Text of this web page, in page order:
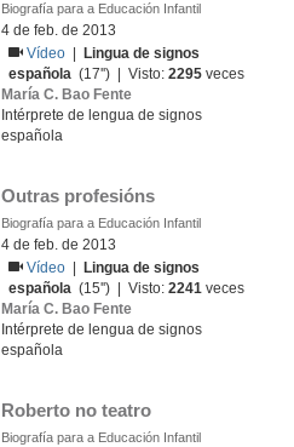
Biografía para a Educación Infantil
4 de feb. de 2013
Vídeo
Lingua de signos
española (17'') | Visto:2295 veces
María C. Bao Fente
Intérprete de lengua de signos
española
Outras profesións
Biografía para a Educación Infantil
4 de feb. de 2013
Vídeo
Lingua de signos
española (15'') | Visto:2241 veces
María C. Bao Fente
Intérprete de lengua de signos
española
Roberto no teatro
Biografía para a Educación Infantil